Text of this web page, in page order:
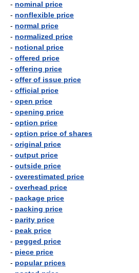
- nominal price
- nonflexible price
- normal price
- normalized price
- notional price
- offered price
- offering price
- offer of issue price
- official price
- open price
- opening price
- option price
- option price of shares
- original price
- output price
- outside price
- overestimated price
- overhead price
- package price
- packing price
- parity price
- peak price
- pegged price
- piece price
- popular prices